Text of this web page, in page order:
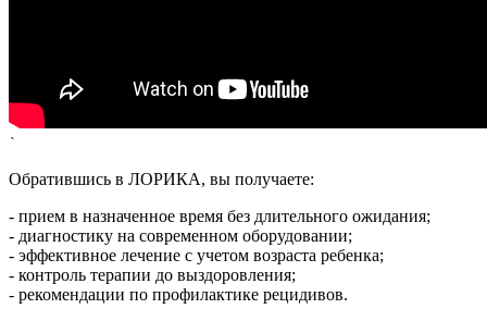
`
Обратившись в ЛОРИКА, вы получаете:
- прием в назначенное время без длительного ожидания;
- диагностику на современном оборудовании;
- эффективное лечение с учетом возраста ребенка;
- контроль терапии до выздоровления;
- рекомендации по профилактике рецидивов.